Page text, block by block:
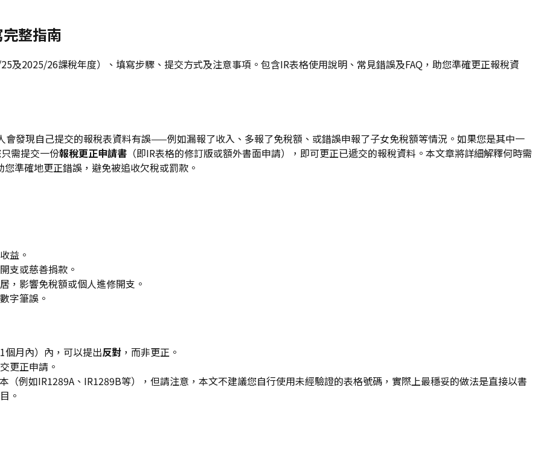
整指南
及2025/26課稅年度）、填寫步驟、提交方式及注意事項。包含IR表格使用說明、常見錯誤及FAQ，助您準確更正報稅資
發現自己提交的報稅表資料有誤——例如漏報了收入、多報了免稅額、或錯誤申報了子女免稅額等情況。如果您是其中一
需提交一份報稅更正申請書 （即IR表格的修訂版或額外書面申請），即可更正已遞交的報稅資料。本文章將詳細解釋何時需
準確地更正錯誤，避免被追收欠稅或罰款。
益。
支或慈善捐款。
，影響免稅額或個人進修開支。
字筆誤。
個月內）內，可以提出反對 ，而非更正。
更正申請。
（例如IR1289A、IR1289B等），但請注意，本文不建議您自行使用未經驗證的表格號碼，實際上最穩妥的做法是直接以書
。